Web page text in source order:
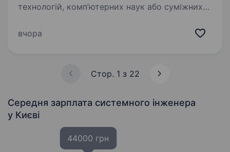
технологій, комп’ютерних наук або суміжних
посаді від 2 років. Знання операційних систем
вчора
Стор. 1 з 22
Середня зарплата системного інженера
у Києві
44000 грн